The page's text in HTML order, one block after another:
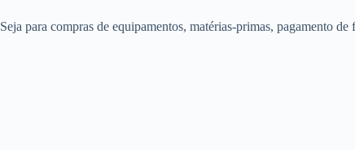
Seja para compras de equipamentos, matérias-primas, pagamento